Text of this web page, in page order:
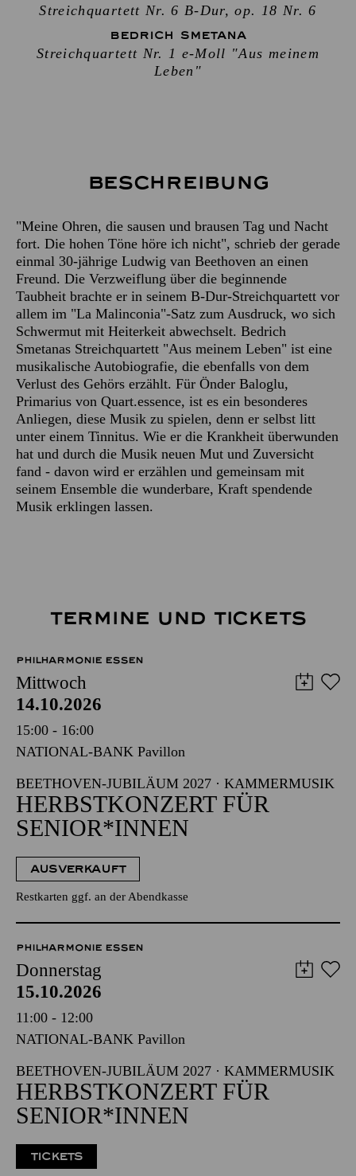
Streichquartett Nr. 6 B-Dur, op. 18 Nr. 6
BEDRICH SMETANA
Streichquartett Nr. 1 e-Moll "Aus meinem
Leben"
Beschreibung
"Meine Ohren, die sausen und brausen Tag und Nacht
fort. Die hohen Töne höre ich nicht", schrieb der gerade
einmal 30-jährige Ludwig van Beethoven an einen
Freund. Die Verzweiflung über die beginnende
Taubheit brachte er in seinem B-Dur-Streichquartett vor
allem im "La Malinconia"-Satz zum Ausdruck, wo sich
Schwermut mit Heiterkeit abwechselt. Bedrich
Smetanas Streichquartett "Aus meinem Leben" ist eine
musikalische Autobiografie, die ebenfalls von dem
Verlust des Gehörs erzählt. Für Önder Baloglu,
Primarius von Quart.essence, ist es ein besonderes
Anliegen, diese Musik zu spielen, denn er selbst litt
unter einem Tinnitus. Wie er die Krankheit überwunden
hat und durch die Musik neuen Mut und Zuversicht
fand - davon wird er erzählen und gemeinsam mit
seinem Ensemble die wunderbare, Kraft spendende
Musik erklingen lassen.
TERMINE UND TICKETS
PHILHARMONIE ESSEN
Mittwoch
14.10.2026
15:00 - 16:00
NATIONAL-BANK Pavillon
BEETHOVEN-JUBILÄUM 2027 · KAMMERMUSIK
HERBSTKONZERT FÜR
SENIOR*INNEN
AUSVERKAUFT
Restkarten ggf. an der Abendkasse
PHILHARMONIE ESSEN
Donnerstag
15.10.2026
11:00 - 12:00
NATIONAL-BANK Pavillon
BEETHOVEN-JUBILÄUM 2027 · KAMMERMUSIK
HERBSTKONZERT FÜR
SENIOR*INNEN
TICKETS